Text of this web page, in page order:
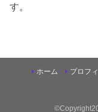
す。
ホーム プロフ